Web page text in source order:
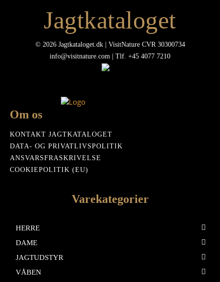
Jagtkataloget
© 2026 Jagtkataloget.dk | VisitNature CVR 30300734
info@visitnature.com | Tlf. +45 4077 7210
Om os
KONTAKT JAGTKATALOGET
DATA- OG PRIVATLIVSPOLITIK
ANSVARSFRASKRIVELSE
COOKIEPOLITIK (EU)
Varekategorier
HERRE
DAME
JAGTUDSTYR
VÅBEN